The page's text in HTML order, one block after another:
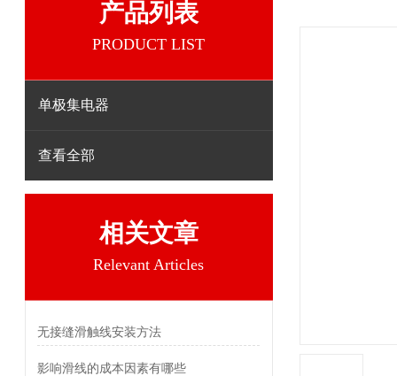
产品列表
PRODUCT LIST
单极集电器
查看全部
相关文章
Relevant Articles
无接缝滑触线安装方法
影响滑线的成本因素有哪些